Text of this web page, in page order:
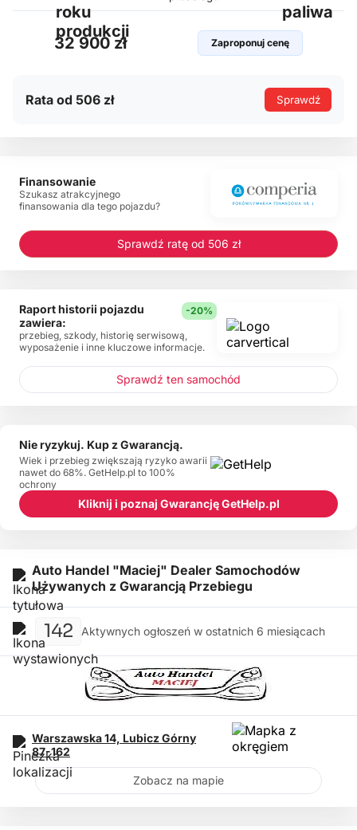
32 900 zł Zaproponuj cenę
Rata od 506 zł Sprawdź
Auto Handel "Maciej" Dealer Samochodów
Używanych z Gwarancją Przebiegu
142 Aktywnych ogłoszeń w ostatnich 6 miesiącach
Warszawska 14, Lubicz Górny
87-162
Zobacz na mapie
Finansowanie
Szukasz atrakcyjnego
finansowania dla tego pojazdu?
Sprawdź ratę od 506 zł
Raport historii pojazdu
zawiera:
-20%
przebieg, szkody, historię serwisową,
wyposażenie i inne kluczowe informacje.
Sprawdź ten samochód
Nie ryzykuj. Kup z Gwarancją.
Wiek i przebieg zwiększają ryzyko awarii
nawet do 68%. GetHelp.pl to 100%
ochrony
Kliknij i poznaj Gwarancję GetHelp.pl